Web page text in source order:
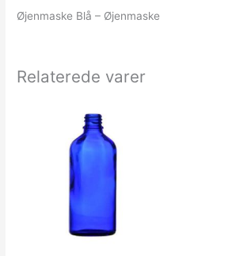
Øjenmaske Blå – Øjenmaske
Relaterede varer